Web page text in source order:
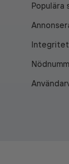
Populära
Integritet